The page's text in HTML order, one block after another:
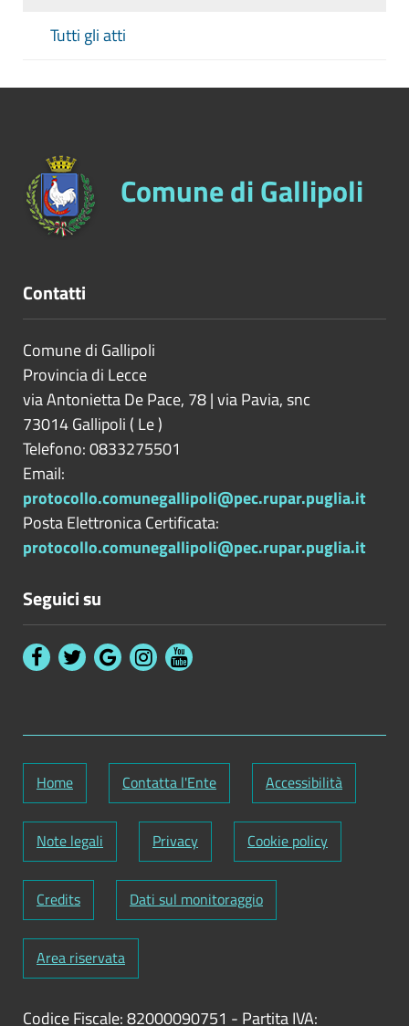
Tutti gli atti
Comune di Gallipoli
Contatti
Comune di Gallipoli
Provincia di Lecce
via Antonietta De Pace, 78 | via Pavia, snc
73014Gallipoli ( Le)
Telefono: 0833275501
Email:
protocollo.comunegallipoli@pec.rupar.puglia.it
Posta Elettronica Certificata:
protocollo.comunegallipoli@pec.rupar.puglia.it
Seguici su
Home Contatta l'Ente Accessibilità
Note legali Privacy Cookie policy
Credits Dati sul monitoraggio
Area riservata
Codice Fiscale: 82000090751 - Partita IVA: